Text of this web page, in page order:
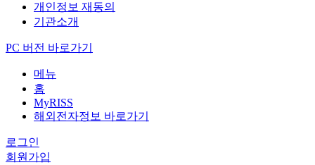
개인정보 재동의
기관소개
PC 버전 바로가기
메뉴
홈
MyRISS
해외전자정보 바로가기
로그인
회원가입